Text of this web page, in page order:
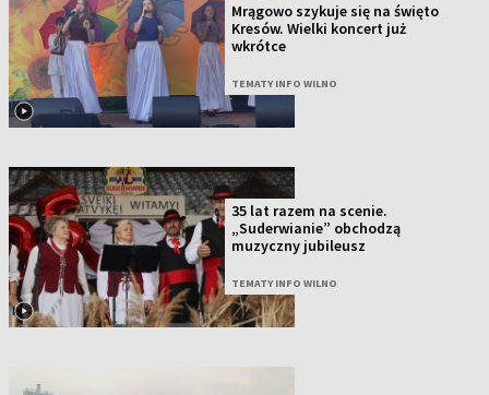
Mrągowo szykuje się na święto
Kresów. Wielki koncert już
wkrótce
TEMATY INFO WILNO
35 lat razem na scenie.
„Suderwianie” obchodzą
muzyczny jubileusz
TEMATY INFO WILNO